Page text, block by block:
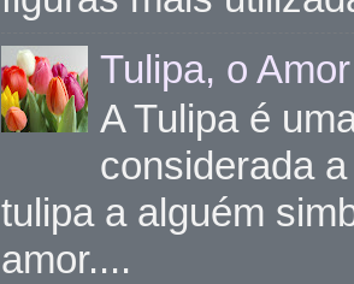
Tulipa, o
A Tulipa é
considerada
tulipa a alguém
amor....